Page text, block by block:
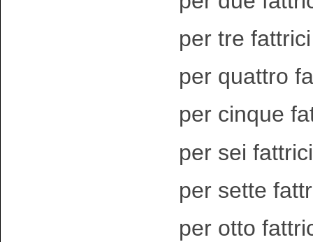
per tre
per quattro
per cinque
per sei
per sette
per otto